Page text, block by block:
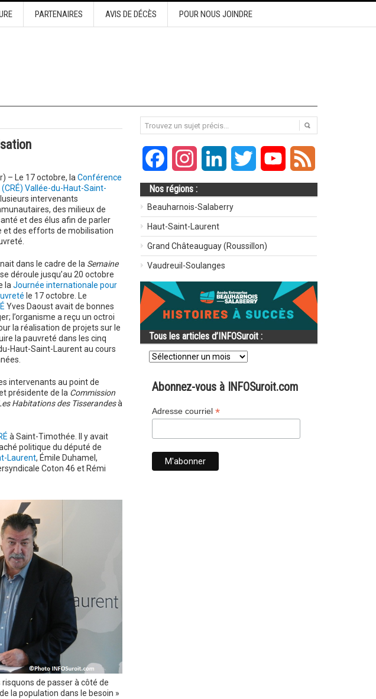
PARTENAIRES AVIS DE DÉCÈS POUR NOUS JOINDRE
– Le 17 octobre, la Conférence
Vallée-du-Haut-Saint-
intervenants
des milieux de
et des élus afin de parler
et des efforts de mobilisation
dans le cadre de la Semaine
déroule jusqu’au 20 octobre
la Journée internationale pour
le 17 octobre. Le
Yves Daoust avait de bonnes
l’organisme a reçu un octroi
la réalisation de projets sur le
la pauvreté dans les cinq
Haut-Saint-Laurent au cours
intervenants au point de
présidente de la Commission
Habitations des Tisserandesà
à Saint-Timothée. Il y avait
politique du député de
Laurent, Émile Duhamel,
Coton 46 et Rémi
de passer à côté de
la population dans le besoin »
FacebookInstagramLinkedIn Twitter YouTube
Nos régions :
Beauharnois-Salaberry
Haut-Saint-Laurent
Grand Châteauguay (Roussillon)
Vaudreuil-Soulanges
Tous les articles d’INFOSuroit :
Tous
les
d’INFOSuroit
Abonnez-vous à INFOSuroit.com
Adresse courriel *